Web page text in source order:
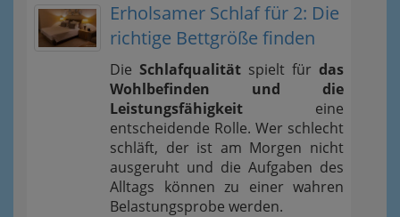
Erholsamer Schlaf für 2: Die
richtige Bettgröße finden
Die Schlafqualität spielt für das
Wohlbefinden und die
Leistungsfähigkeit eine
entscheidende Rolle. Wer schlecht
schläft, der ist am Morgen nicht
ausgeruht und die Aufgaben des
Alltags können zu einer wahren
Belastungsprobe werden.